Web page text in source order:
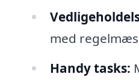
med
Handy tasks: